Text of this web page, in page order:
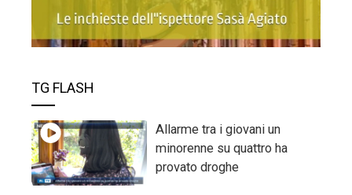
TG FLASH
Allarme tra i giovani un
minorenne su quattro ha
provato droghe